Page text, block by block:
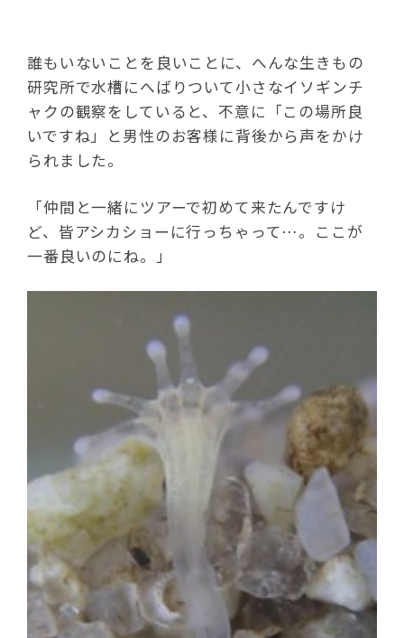
誰もいないことを良いことに、へんな生きもの
研究所で水槽にへばりついて小さなイソギンチ
ャクの観察をしていると、不意に「この場所良
いですね」と男性のお客様に背後から声をかけ
られました。
「仲間と一緒にツアーで初めて来たんですけ
ど、皆アシカショーに行っちゃって…。ここが
一番良いのにね。」